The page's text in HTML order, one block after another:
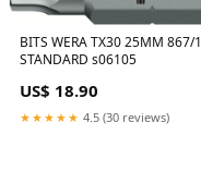
BITS WERA TX30 25MM 867/1
STANDARD s06105
US$ 18.90
★★★★★ 4.5 (30 reviews)